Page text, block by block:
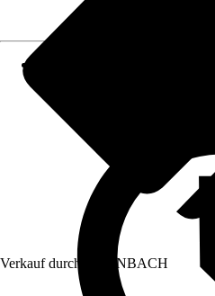
Verkauf durch: HORNBACH